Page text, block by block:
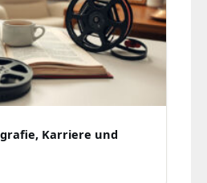
Karriere und